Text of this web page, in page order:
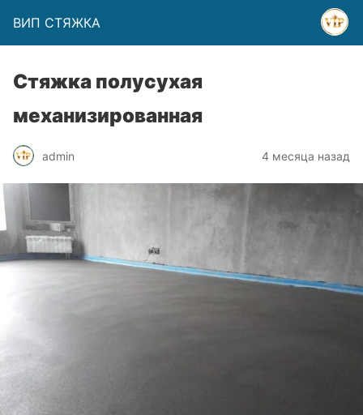
ВИП СТЯЖКА
Стяжка полусухая
механизированная
admin 4 месяца назад